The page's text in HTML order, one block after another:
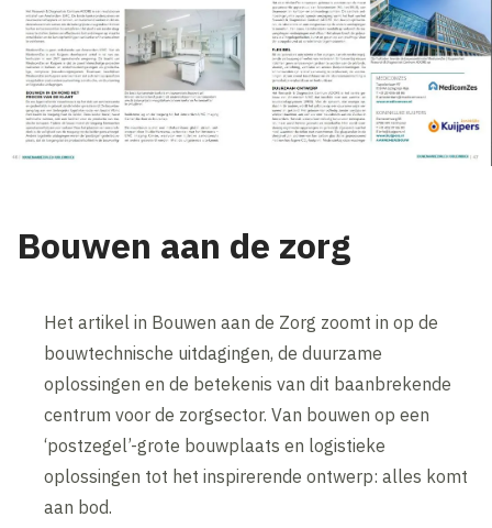
Bouwen aan de zorg
Het artikel in Bouwen aan de Zorg zoomt in op de
bouwtechnische uitdagingen, de duurzame
oplossingen en de betekenis van dit baanbrekende
centrum voor de zorgsector. Van bouwen op een
‘postzegel’-grote bouwplaats en logistieke
oplossingen tot het inspirerende ontwerp: alles komt
aan bod.